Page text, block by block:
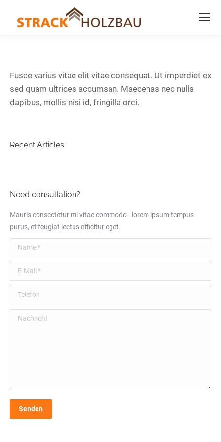
Fusce varius vitae elit vitae consequat. Ut imperdiet ex
sed quam ultrices accumsan. Maecenas nec nulla
dapibus, mollis nisi id, fringilla orci.
Recent Articles
Need consultation?
Mauris consectetur mi vitae commodo - lorem ipsum tempus
purus, et feugiat lectus efficitur eget.
Name *
E-Mail *
Telefon
Nachricht
Senden